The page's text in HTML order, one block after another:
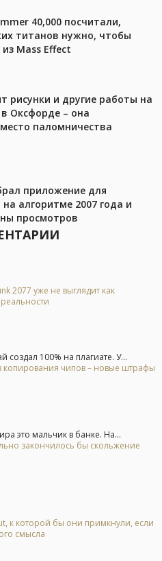
40,000 посчитали,
титанов нужно, чтобы
Mass Effect
рисунки и другие работы на
Оксфорде – она
паломничества
приложение для
алгоритме 2007 года и
просмотров
2077 уже не выглядит как
100% на плагиате. У...
копирования чипов – новые штрафы
это мальчик в банке. На...
закончилось бы скольжение
к которой бы они примкнули, если
смысла